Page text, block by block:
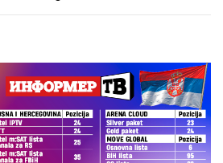
samopouzdanje Partizanu